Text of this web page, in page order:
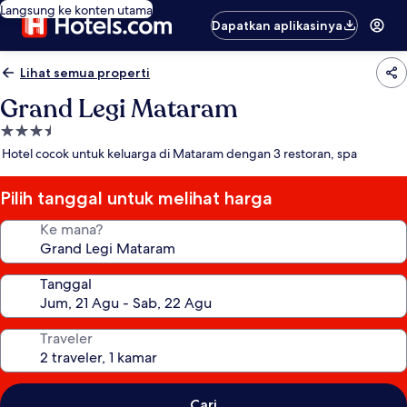
Langsung ke konten utama
Dapatkan aplikasinya
Lihat semua properti
Grand Legi Mataram
Properti
bintang
Hotel cocok untuk keluarga di Mataram dengan 3 restoran, spa
Pilih tanggal untuk melihat harga
Ke mana?
Tanggal
Traveler